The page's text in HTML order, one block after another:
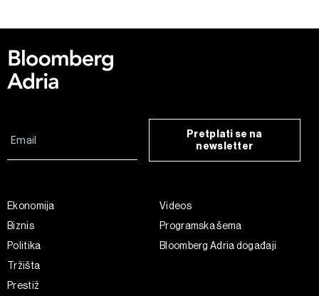
Pretplati se na
newsletter
Ekonomija
Biznis
Politika
Tržišta
Prestiž
Videos
Programska šema
Bloomberg Adria događaji